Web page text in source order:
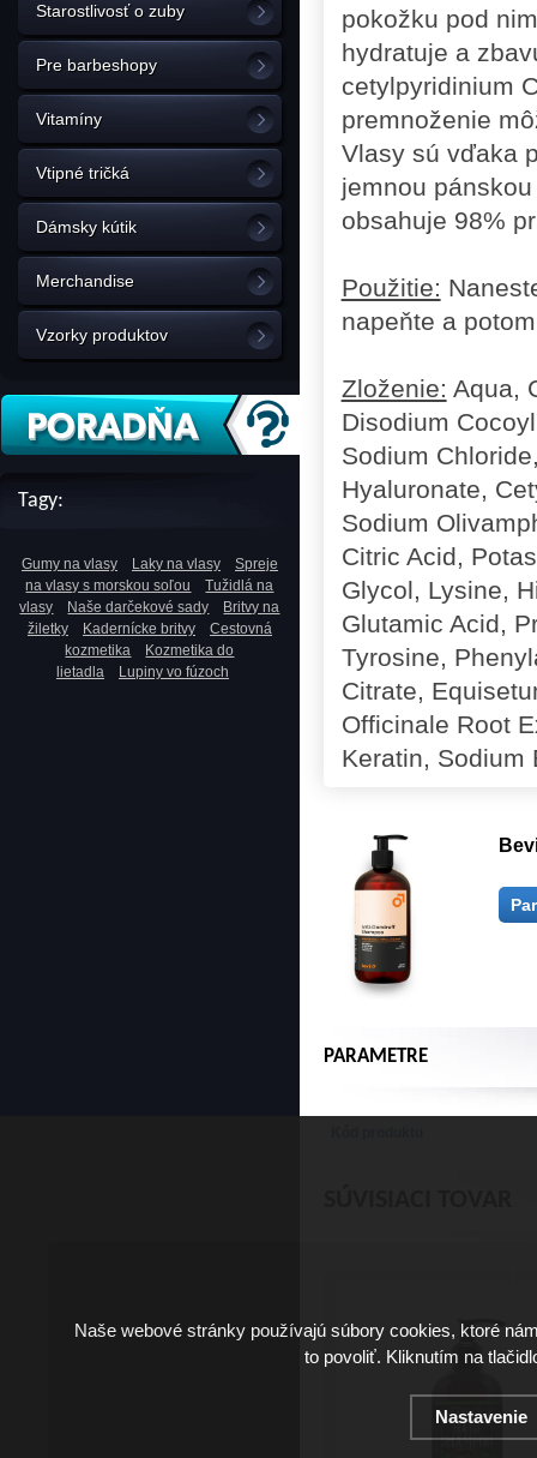
Starostlivosť o zuby
Pre barbeshopy
Vitamíny
Vtipné tričká
Dámsky kútik
Merchandise
Vzorky produktov
Tagy:
Gumy na vlasy Laky na vlasy
Spreje
na vlasy s morskou soľou
Tužidlá na
vlasy
Naše darčekové sady
Britvy na
žiletky
Kadernícke britvy
Cestovná
kozmetika
Kozmetika do
lietadla
Lupiny vo fúzoch
pokožku pod
hydratuje a
cetylpyridinium
premnoženie
Vlasy sú vďaka
jemnou
obsahuje 98%
Použitie:
napeňte a
Zloženie: Aqua,
Disodium
Sodium
Hyaluronate,
Sodium
Citric Acid,
Glycol, Lysine,
Glutamic Acid,
Tyrosine,
Citrate,
Officinale Root
Keratin, Sodium
PARAMETRE
Naše webové stránky používajú súbory cookies, ktoré
to povoliť. Kliknutím na
Nastavenie